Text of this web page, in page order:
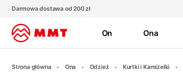
Darmowa dostawa od 200 zł
On Ona
Strona główna Ona Odzież Kurtki i Kamizelki